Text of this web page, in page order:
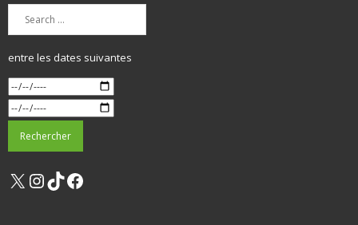
entre les dates suivantes
X Instagram
TikTok